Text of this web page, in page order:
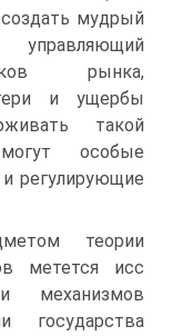
мудрый
рынка,
и ущербы
такой
особые
регулирующие
теории
метется исс
механизмов
государства